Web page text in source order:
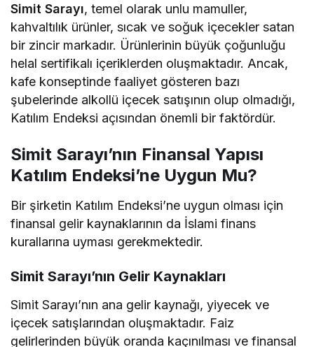
Simit Sarayı, temel olarak unlu mamuller,
kahvaltılık ürünler, sıcak ve soğuk içecekler satan
bir zincir markadır. Ürünlerinin büyük çoğunluğu
helal sertifikalı içeriklerden oluşmaktadır. Ancak,
kafe konseptinde faaliyet gösteren bazı
şubelerinde alkollü içecek satışının olup olmadığı,
Katılım Endeksi açısından önemli bir faktördür.
Simit Sarayı’nın Finansal Yapısı
Katılım Endeksi’ne Uygun Mu?
Bir şirketin Katılım Endeksi’ne uygun olması için
finansal gelir kaynaklarının da İslami finans
kurallarına uyması gerekmektedir.
Simit Sarayı’nın Gelir Kaynakları
Simit Sarayı’nın ana gelir kaynağı, yiyecek ve
içecek satışlarından oluşmaktadır. Faiz
gelirlerinden büyük oranda kaçınılması ve finansal